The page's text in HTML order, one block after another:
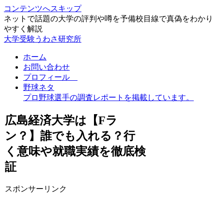
コンテンツへスキップ
ネットで話題の大学の評判や噂を予備校目線で真偽をわかり
やすく解説
大学受験うわさ研究所
ホーム
お問い合わせ
プロフィール
野球ネタ
プロ野球選手の調査レポートを掲載しています。
広島経済大学は【Fラ
ン？】誰でも入れる？行
く意味や就職実績を徹底検
証
スポンサーリンク